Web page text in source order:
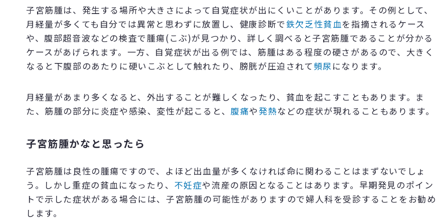
子宮筋腫は、発生する場所や大きさによって自覚症状が出にくいことがあります。その例として、
月経量が多くても自分では異常と思わずに放置し、健康診断で鉄欠乏性貧血を指摘されるケース
や、腹部超音波などの検査で腫瘍(こぶ)が見つかり、詳しく調べると子宮筋腫であることが分かる
ケースがあげられます。一方、自覚症状が出る例では、筋腫はある程度の硬さがあるので、大きく
なると下腹部のあたりに硬いこぶとして触れたり、膀胱が圧迫されて頻尿 になります。
月経量があまり多くなると、外出することが難しくなったり、貧血を起こすこともあります。ま
た、筋腫の部分に炎症や感染、変性が起こると、腹痛や発熱などの症状が現れることもあります。
子宮筋腫かなと思ったら
子宮筋腫は良性の腫瘍ですので、よほど出血量が多くなければ命に関わることはまずないでしょ
う。しかし重症の貧血になったり、 不妊症や流産の原因となることはあります。早期発見のポイン
トで示した症状がある場合には、子宮筋腫の可能性がありますので婦人科を受診することをお勧め
します。